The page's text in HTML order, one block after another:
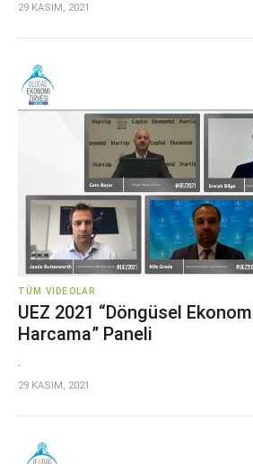
29 KASIM, 2021
TÜM VIDEOLAR
UEZ 2021 “Döngüsel
Harcama” Paneli
.
29 KASIM, 2021